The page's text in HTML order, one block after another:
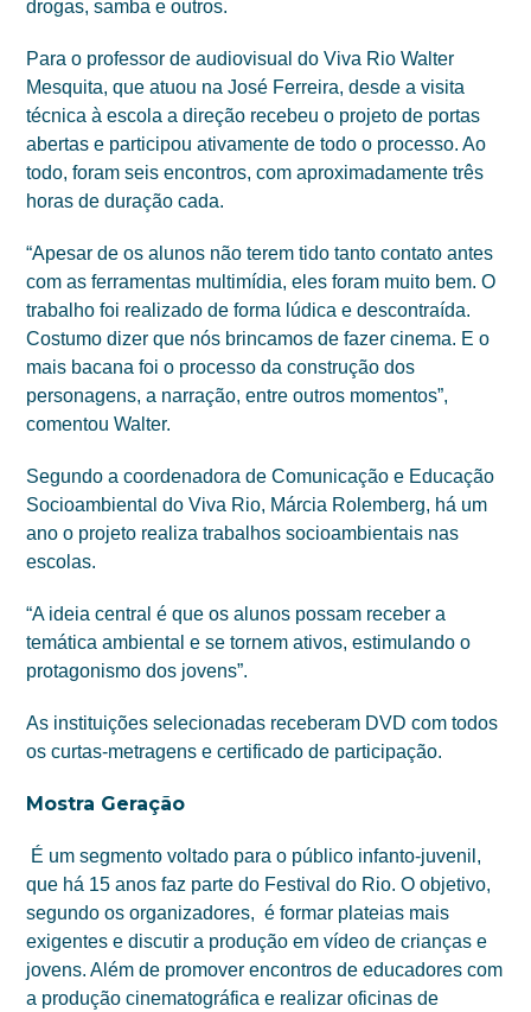
drogas, samba e outros.
Para o professor de audiovisual do Viva Rio Walter
Mesquita, que atuou na José Ferreira, desde a visita
técnica à escola a direção recebeu o projeto de portas
abertas e participou ativamente de todo o processo. Ao
todo, foram seis encontros, com aproximadamente três
horas de duração cada.
“Apesar de os alunos não terem tido tanto contato antes
com as ferramentas multimídia, eles foram muito bem. O
trabalho foi realizado de forma lúdica e descontraída.
Costumo dizer que nós brincamos de fazer cinema. E o
mais bacana foi o processo da construção dos
personagens, a narração, entre outros momentos”,
comentou Walter.
Segundo a coordenadora de Comunicação e Educação
Socioambiental do Viva Rio, Márcia Rolemberg, há um
ano o projeto realiza trabalhos socioambientais nas
escolas.
“A ideia central é que os alunos possam receber a
temática ambiental e se tornem ativos, estimulando o
protagonismo dos jovens”.
As instituições selecionadas receberam DVD com todos
os curtas-metragens e certificado de participação.
Mostra Geração
É um segmento voltado para o público infanto-juvenil,
que há 15 anos faz parte do Festival do Rio. O objetivo,
segundo os organizadores, é formar plateias mais
exigentes e discutir a produção em vídeo de crianças e
jovens. Além de promover encontros de educadores com
a produção cinematográfica e realizar oficinas de